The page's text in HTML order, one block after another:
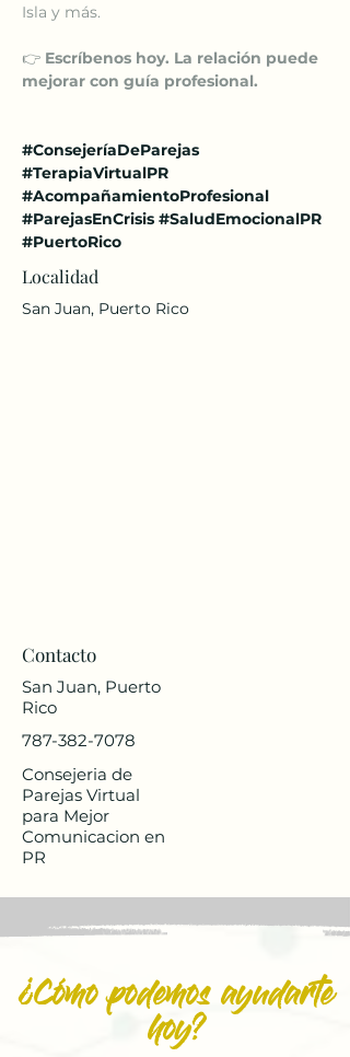
Isla y más.
👉 Escríbenos hoy. La relación puede
mejorar con guía profesional.
#ConsejeríaDeParejas
#TerapiaVirtualPR
#AcompañamientoProfesional
#ParejasEnCrisis #SaludEmocionalPR
#PuertoRico
Localidad
San Juan, Puerto Rico
Contacto
San Juan, Puerto
Rico
787-382-7078
Consejeria de
Parejas Virtual
para Mejor
Comunicacion en
PR
¿Cómo podemos ayudarte
hoy?